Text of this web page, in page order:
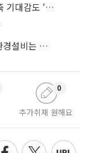
분당·평촌 오를 때 일산만 내렸다…재건축 기대감도 ‘무색’
현대건설, 아파트·토건·건축 1위…산업·환경설비는 삼성E&A
추가취재 원해요
0